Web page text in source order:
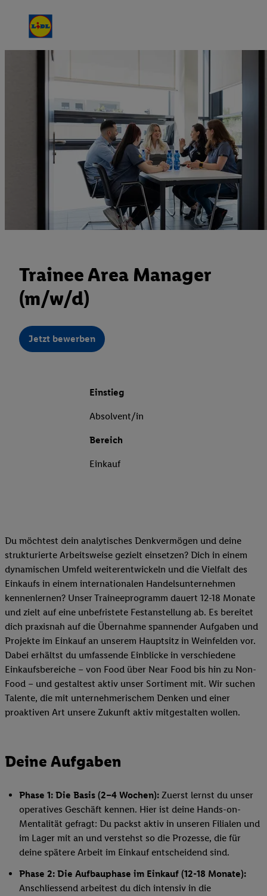
Trainee Area Manager
(m/w/d)
Jetzt bewerben
Einstieg
Absolvent/in
Bereich
Einkauf
Du möchtest dein analytisches Denkvermögen und deine
strukturierte Arbeitsweise gezielt einsetzen? Dich in einem
dynamischen Umfeld weiterentwickeln und die Vielfalt des
Einkaufs in einem internationalen Handelsunternehmen
kennenlernen? Unser Traineeprogramm dauert 12-18 Monate
und zielt auf eine unbefristete Festanstellung ab. Es bereitet
dich praxisnah auf die Übernahme spannender Aufgaben und
Projekte im Einkauf an unserem Hauptsitz in Weinfelden vor.
Dabei erhältst du umfassende Einblicke in verschiedene
Einkaufsbereiche – von Food über Near Food bis hin zu Non-
Food – und gestaltest aktiv unser Sortiment mit. Wir suchen
Talente, die mit unternehmerischem Denken und einer
proaktiven Art unsere Zukunft aktiv mitgestalten wollen.
Deine Aufgaben
Phase 1: Die Basis (2–4 Wochen): Zuerst lernst du unser
operatives Geschäft kennen. Hier ist deine Hands-on-
Mentalität gefragt: Du packst aktiv in unseren Filialen und
im Lager mit an und verstehst so die Prozesse, die für
deine spätere Arbeit im Einkauf entscheidend sind.
Phase 2: Die Aufbauphase im Einkauf (12-18 Monate):
Anschliessend arbeitest du dich intensiv in die